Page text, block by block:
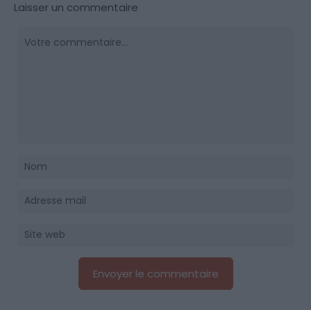
Laisser un commentaire